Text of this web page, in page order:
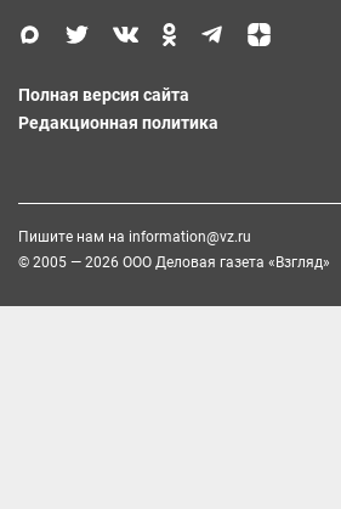
Полная версия сайта
Редакционная политика
Пишите нам на information@vz.ru
© 2005 — 2026 ООО Деловая газета «Взгляд»